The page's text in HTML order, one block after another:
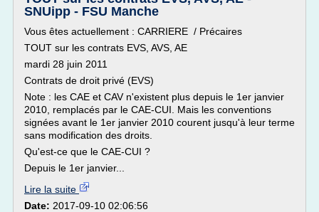
SNUipp - FSU Manche
Vous êtes actuellement : CARRIERE / Précaires
TOUT sur les contrats EVS, AVS, AE
mardi 28 juin 2011
Contrats de droit privé (EVS)
Note : les CAE et CAV n'existent plus depuis le 1er janvier
2010, remplacés par le CAE-CUI. Mais les conventions
signées avant le 1er janvier 2010 courent jusqu'à leur terme
sans modification des droits.
Qu'est-ce que le CAE-CUI ?
Depuis le 1er janvier...
Lire la suite
Date: 2017-09-10 02:06:56